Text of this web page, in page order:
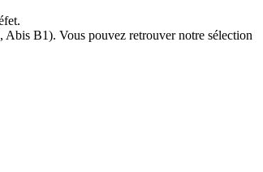
B1). Vous pouvez retrouver notre sélection